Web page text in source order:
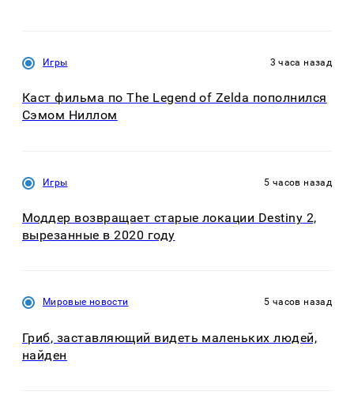
Игры 3 часа назад
Каст фильма по The Legend of Zelda пополнился
Сэмом Ниллом
Игры 5 часов назад
Моддер возвращает старые локации Destiny 2,
вырезанные в 2020 году
Мировые новости 5 часов назад
Гриб, заставляющий видеть маленьких людей,
найден